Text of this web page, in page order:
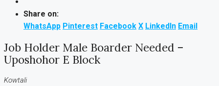
Share on:
WhatsApp Pinterest Facebook X LinkedIn Email
Job Holder Male Boarder Needed –
Uposhohor E Block
Kowtali